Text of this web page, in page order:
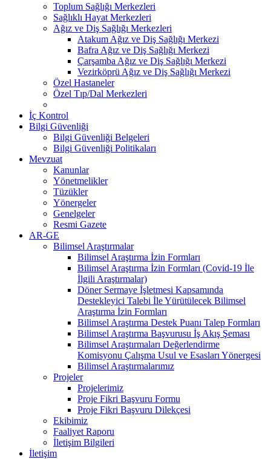
Toplum Sağlığı Merkezleri
Sağlıklı Hayat Merkezleri
Ağız ve Diş Sağlığı Merkezleri
Atakum Ağız ve Diş Sağlığı Merkezi
Bafra Ağız ve Diş Sağlığı Merkezi
Çarşamba Ağız ve Diş Sağlığı Merkezi
Vezirköprü Ağız ve Diş Sağlığı Merkezi
Özel Hastaneler
Özel Tıp/Dal Merkezleri
İç Kontrol
Bilgi Güvenliği
Bilgi Güvenliği Belgeleri
Bilgi Güvenliği Politikaları
Mevzuat
Kanunlar
Yönetmelikler
Tüzükler
Yönergeler
Genelgeler
Resmi Gazete
AR-GE
Bilimsel Araştırmalar
Bilimsel Araştırma İzin Formları
Bilimsel Araştırma İzin Formları (Covid-19 İle
İlgili Araştırmalar)
Döner Sermaye İşletmesi Kapsamında
Destekleyici Talebi İle Yürütülecek Bilimsel
Araştırma İzin Formları
Bilimsel Araştırma Destek Puanı Talep Formları
Bilimsel Araştırma Başvurusu İş Akış Şeması
Bilimsel Araştırmaları Değerlendirme
Komisyonu Çalışma Usul ve Esasları Yönergesi
Bilimsel Araştırmalarımız
Projeler
Projelerimiz
Proje Fikri Başvuru Formu
Proje Fikri Başvuru Dilekçesi
Ekibimiz
Faaliyet Raporu
İletişim Bilgileri
İletişim